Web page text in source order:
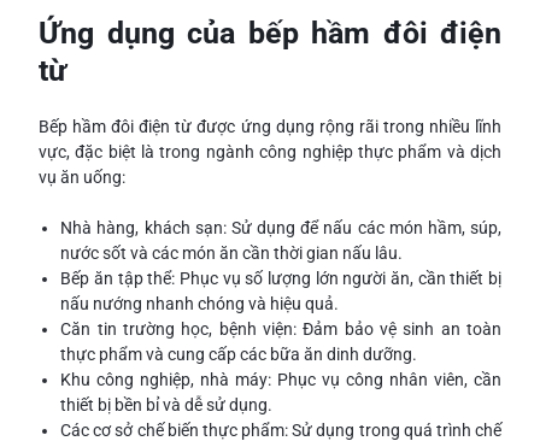
Ứng dụng của bếp hầm đôi điện
từ
Bếp hầm đôi điện từ được ứng dụng rộng rãi trong nhiều lĩnh
vực, đặc biệt là trong ngành công nghiệp thực phẩm và dịch
vụ ăn uống:
Nhà hàng, khách sạn: Sử dụng để nấu các món hầm, súp,
nước sốt và các món ăn cần thời gian nấu lâu.
Bếp ăn tập thể: Phục vụ số lượng lớn người ăn, cần thiết bị
nấu nướng nhanh chóng và hiệu quả.
Căn tin trường học, bệnh viện: Đảm bảo vệ sinh an toàn
thực phẩm và cung cấp các bữa ăn dinh dưỡng.
Khu công nghiệp, nhà máy: Phục vụ công nhân viên, cần
thiết bị bền bỉ và dễ sử dụng.
Các cơ sở chế biến thực phẩm: Sử dụng trong quá trình chế